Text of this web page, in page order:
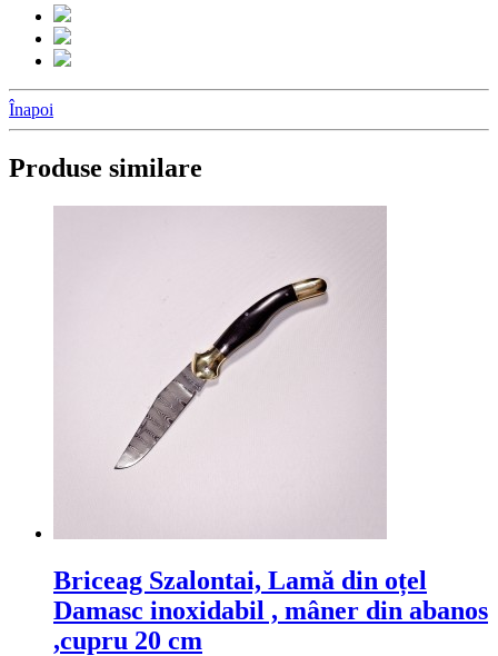
Înapoi
Produse similare
Briceag Szalontai, Lamă din oțel
Damasc inoxidabil , mâner din abanos
,cupru 20 cm